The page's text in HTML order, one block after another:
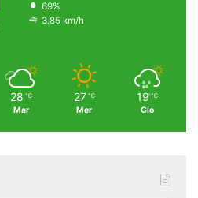
69%
3.85 km/h
28 ℃
Mar
27 ℃
Mer
19 ℃
Gio